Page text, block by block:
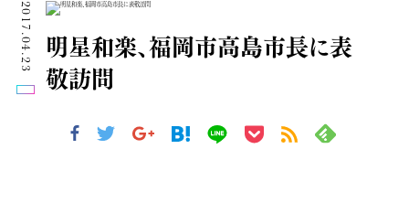
明星和楽、福岡市高島市長に表
敬訪問
2017.04.23